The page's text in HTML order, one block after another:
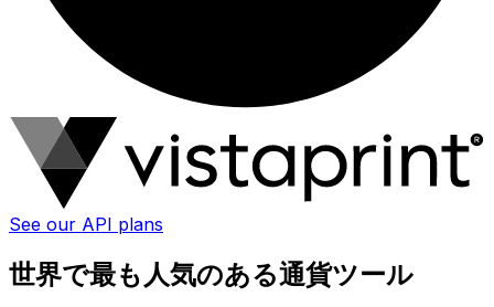
See our API plans
世界で最も人気のある通貨ツール